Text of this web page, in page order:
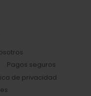
Pagos seguros
de privacidad